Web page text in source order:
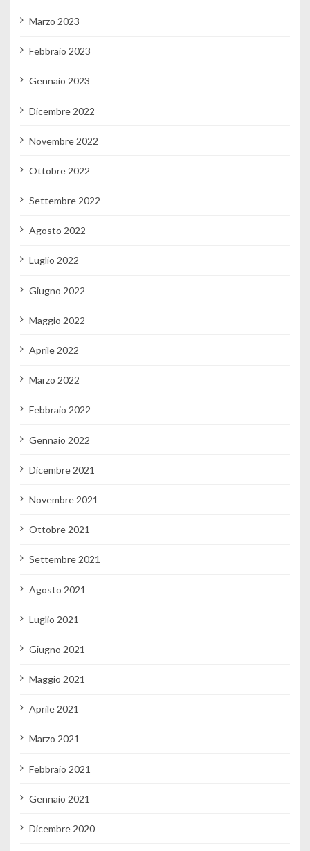
Marzo 2023
Febbraio 2023
Gennaio 2023
Dicembre 2022
Novembre 2022
Ottobre 2022
Settembre 2022
Agosto 2022
Luglio 2022
Giugno 2022
Maggio 2022
Aprile 2022
Marzo 2022
Febbraio 2022
Gennaio 2022
Dicembre 2021
Novembre 2021
Ottobre 2021
Settembre 2021
Agosto 2021
Luglio 2021
Giugno 2021
Maggio 2021
Aprile 2021
Marzo 2021
Febbraio 2021
Gennaio 2021
Dicembre 2020